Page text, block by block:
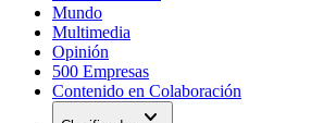
Mundo
Multimedia
Opinión
500 Empresas
Contenido en Colaboración